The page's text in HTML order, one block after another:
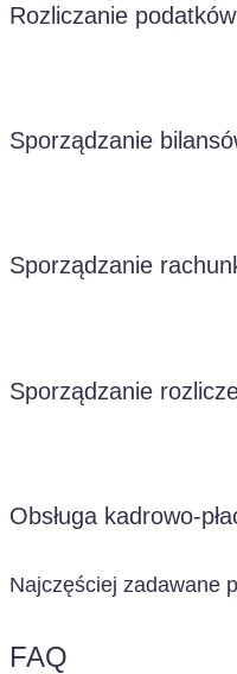
Rozliczanie
Sporządzanie
Sporządzanie
Sporządzanie
Obsługa kadrowo-
Najczęściej zadawane
FAQ